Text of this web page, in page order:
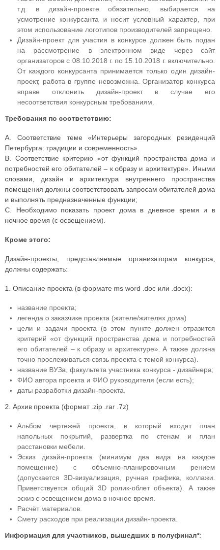
т.д. в дизайн-проекте обязательно, выбирается на
усмотрение конкурсанта и носит условный характер, при
этом использование логотипов производителей запрещено.
Дизайн-проект для участия в конкурсе должен быть подан
на рассмотрение в электронном виде через сайт
организаторов с 08.10.2018 г. по 15.10.2018 г. включительно.
От каждого конкурсанта принимается только один дизайн-
проект, работа в группе невозможна. Организатор конкурса
вправе отклонить дизайн-проект в случае его
несоответствия конкурсным требованиям.
Требования по соответствию:
А. Соответствие теме «Интерьеры загородных резиденций
Петербурга: традиции и современность».
В. Соответствие критерию «от функций пространства дома и
потребностей его обитателей – к образу и архитектуре». Иными
словами, дизайн и архитектура внутреннего пространства
помещения должны соответствовать запросам обитателей дома
и выполнять предназначенные функции;
С. Необходимо показать проект дома в дневное время и в
ночное время (с освещением).
Кроме этого:
Дизайн-проекты, представляемые организаторам конкурса,
должны содержать:
1. Описание проекта (в формате ms word .doc или .docx):
название проекта;
легенда о заказчике проекта (жителе/жителях дома)
цели и задачи проекта (в этом пункте должен отразится
критерий «от функций пространства дома и потребностей
его обитателей – к образу и архитектуре». А также должна
точно прослеживаться связь проекта с темой конкурса).
название ВУЗа, факультета участника конкурса - дизайнера;
ФИО автора проекта и ФИО руководителя (если есть);
даты разработки дизайн-проекта.
2. Архив проекта (формат .zip .rar .7z)
Альбом чертежей проекта, в который входят план
напольных покрытий, развертка по стенам и план
расстановки мебели.
Эскиз дизайн-проекта (минимум два вида на каждое
помещение) с объемно-планировочным рением
(допускается 3D-визуализация, ручная графика, коллажи.
Приветствуется общий 3D ролик-облет объекта). А также
эскиз с освещением дома в ночное время.
Расчёт материалов.
Смету расходов при реализации дизайн-проекта.
Информация для участников, вышедших в полуфинал*: